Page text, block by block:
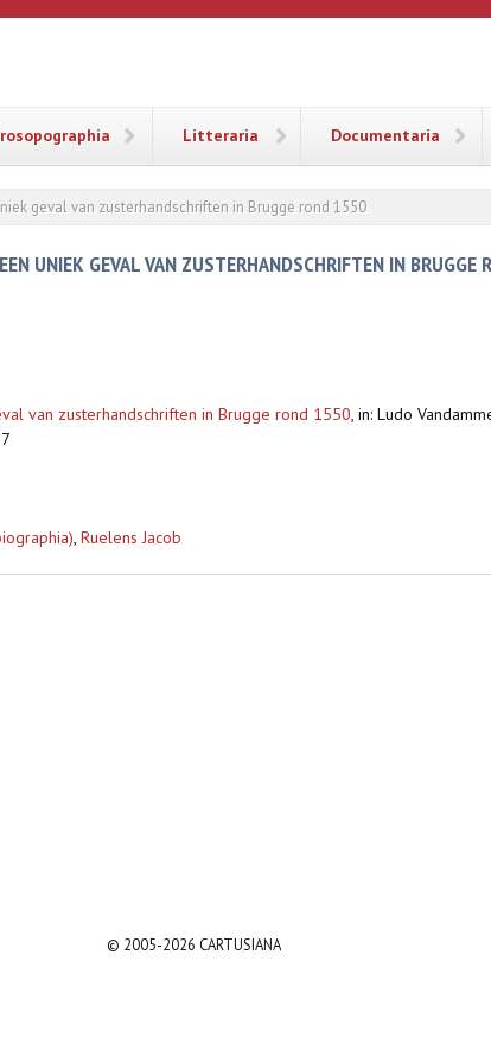
Litteraria Documentaria
geval van zusterhandschriften in Brugge rond 1550
UNIEK GEVAL VAN ZUSTERHANDSCHRIFTEN IN
van zusterhandschriften in Brugge rond 1550, in: Ludo
, Ruelens Jacob
© 2005-2026 CARTUSIANA